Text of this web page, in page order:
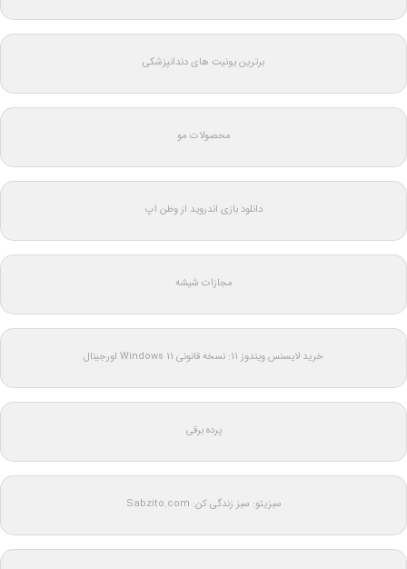
برترین یونیت های دندانپزشکی
محصولات مو
دانلود بازی اندروید از وطن اپ
مجازات شیشه
خرید لایسنس ویندوز 11: نسخه قانونی Windows 11 اورجینال
پرده برقی
سبزیتو: سبز زندگی کن: Sabzito.com